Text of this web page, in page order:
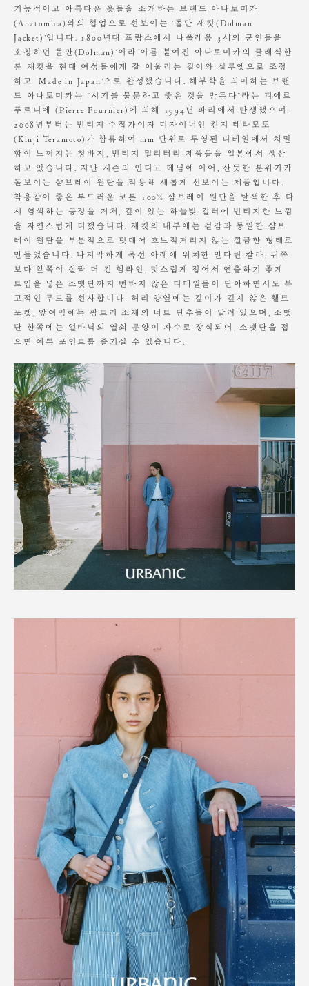
Heights 175cm / Waist 24" Slim 55 size.
드라이클리닝 권장
찬물에 단독 손세탁 권장
기계 세탁 및 건조 시 변형, 이염, 변색, 탈색 있음
염소, 산소계 표백제 사용 금지
원단에 직접 다림질 시 변형 가능성 있음
저온 스팀 다림질 권장
장시간 수분에 노출 시 변형 가능성 있음
소비자의 부주의로 인한 제품 훼손 및 세탁 잘못으로 인한
변형에 대해서는 보상의 책임을 지지 않습니다.
기능적이고 아름다운 옷들을 소개하는 브랜드 아나토미카
(Anatomica)와의 협업으로 선보이는 '돌만 재킷(Dolman
Jacket)'입니다. 1800년대 프랑스에서 나폴레옹 3세의 군인들을
호칭하던 돌만(Dolman)'이라 이름 붙여진 아나토미카의 클래식한
롱 재킷을 현대 여성들에게 잘 어울리는 길이와 실루엣으로 조정
하고 'Made in Japan'으로 완성했습니다. 해부학을 의미하는 브랜
드 아나토미카는 "시기를 불문하고 좋은 것을 만든다"라는 피에르
푸르니에 (Pierre Fournier)에 의해 1994년 파리에서 탄생했으며,
2008년부터는 빈티지 수집가이자 디자이너인 킨지 테라모토
(Kinji Teramoto)가 합류하여 mm 단위로 투영된 디테일에서 치밀
함이 느껴지는 청바지, 빈티지 밀리터리 제품들을 일본에서 생산
하고 있습니다. 지난 시즌의 인디고 데님에 이어, 산뜻한 분위기가
돋보이는 샴브레이 원단을 적용해 새롭게 선보이는 제품입니다.
착용감이 좋은 부드러운 코튼 100% 샴브레이 원단을 탈색한 후 다
시 염색하는 공정을 거쳐, 깊이 있는 하늘빛 컬러에 빈티지한 느낌
을 자연스럽게 더했습니다. 재킷의 내부에는 겉감과 동일한 샴브
레이 원단을 부분적으로 덧대어 흐느적거리지 않는 깔끔한 형태로
만들었습니다. 나지막하게 목선 아래에 위치한 만다린 칼라, 뒤쪽
보다 앞쪽이 살짝 더 긴 헴라인, 멋스럽게 접어서 연출하기 좋게
트임을 넣은 소맷단까지 뻔하지 않은 디테일들이 단아하면서도 복
고적인 무드를 선사합니다. 허리 양옆에는 깊이가 깊지 않은 웰트
포켓, 앞여밈에는 팜트리 소재의 너트 단추들이 달려 있으며, 소맷
단 한쪽에는 얼바닉의 열쇠 문양이 자수로 장식되어, 소맷단을 접
으면 예쁜 포인트를 즐기실 수 있습니다.